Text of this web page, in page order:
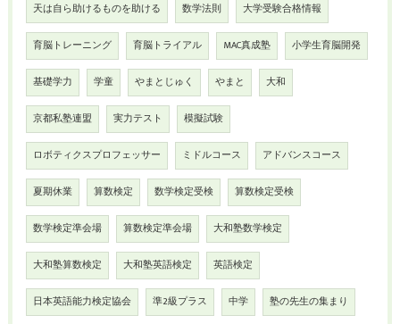
天は自ら助けるものを助ける 数学法則 大学受験合格情報
育脳トレーニング 育脳トライアル MAC真成塾 小学生育脳開発
基礎学力 学童 やまとじゅく やまと 大和
京都私塾連盟 実力テスト 模擬試験
ロボティクスプロフェッサー ミドルコース アドバンスコース
夏期休業 算数検定 数学検定受検 算数検定受検
数学検定準会場 算数検定準会場 大和塾数学検定
大和塾算数検定 大和塾英語検定 英語検定
日本英語能力検定協会 準2級プラス 中学 塾の先生の集まり